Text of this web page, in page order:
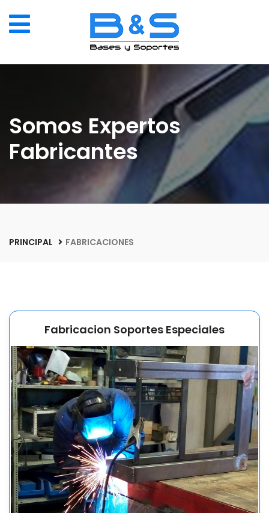
Somos Expertos
Fabricantes
PRINCIPAL FABRICACIONES
Fabricacion Soportes Especiales